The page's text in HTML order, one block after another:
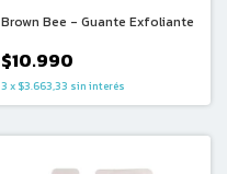
Brown Bee - Guante Exfoliante
$10.990
3 x $3.663,33 sin interés